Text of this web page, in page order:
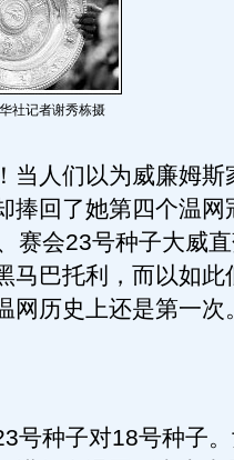
社记者谢秀栋摄
人们以为威廉姆斯
捧回了她第四个温网
赛会23号种子大威
马巴托利，而以如此
网历史上还是第一次
种子对18号种子。